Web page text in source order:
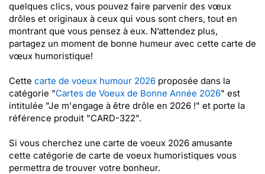
quelques clics, vous pouvez faire parvenir des vœux
drôles et originaux à ceux qui vous sont chers, tout en
montrant que vous pensez à eux. N’attendez plus,
partagez un moment de bonne humeur avec cette carte de
vœux humoristique!
Cette carte de voeux humour 2026 proposée dans la
catégorie "Cartes de Voeux de Bonne Année 2026" est
intitulée "Je m'engage à être drôle en 2026 !" et porte la
référence produit "CARD-322".
Si vous cherchez une carte de voeux 2026 amusante
cette catégorie de carte de voeux humoristiques vous
permettra de trouver votre bonheur.